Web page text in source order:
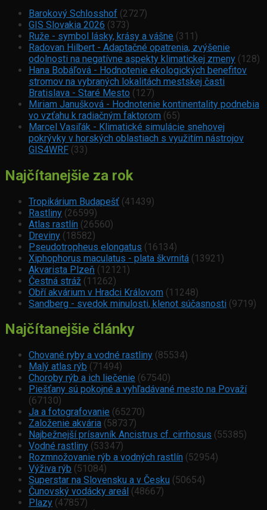
Barokový Schlosshof (2727)
GIS Slovakia 2026 (373)
Ruže - symbol lásky, krásy a vášne (311)
Radovan Hilbert - Adaptačné opatrenia, zvýšenie
odolnosti na negatívne aspekty klimatickej zmeny (128)
Hana Bobáľová - Hodnotenie ekologických benefitov
stromov na vybraných lokalitách mestskej časti
Bratislava - Staré Mesto (127)
Miriam Janušková - Hodnotenie kontinentality podnebia
vo vzťahu k radiačným faktorom (65)
Marcel Vasiľák - Klimatické simulácie snehovej
pokrývky v horských oblastiach s využitím nástrojov
GIS4WRF (33)
Najčítanejšie za rok
Tropikárium Budapešť (41439)
Rastliny (26599)
Atlas rastlín (26560)
Dreviny (18582)
Pseudotropheus elongatus (16134)
Xiphophorus maculatus - plata škvrnitá (13921)
Akvarista Plzeň (12121)
Čestná stráž (11262)
Obří akvárium v Hradci Královom (11248)
Sandberg - svedok minulosti, klenot súčasnosti (9719)
Najčítanejšie články
Chované ryby a vodné rastliny (85534)
Malý atlas rýb (71494)
Choroby rýb a ich liečenie (67540)
Piešťany sú pokojné a vyhľadávané mesto na Považí
(67130)
Ja a fotografovanie (65270)
Založenie akvária (58737)
Najbežnejší prísavník Ancistrus cf. cirrhosus (55385)
Vodné rastliny (53347)
Rozmnožovanie rýb a vodných rastlín (52954)
Výživa rýb (51084)
Superstar na Slovensku a v Česku (50654)
Čunovský vodácky areál (48667)
Plazy (47857)